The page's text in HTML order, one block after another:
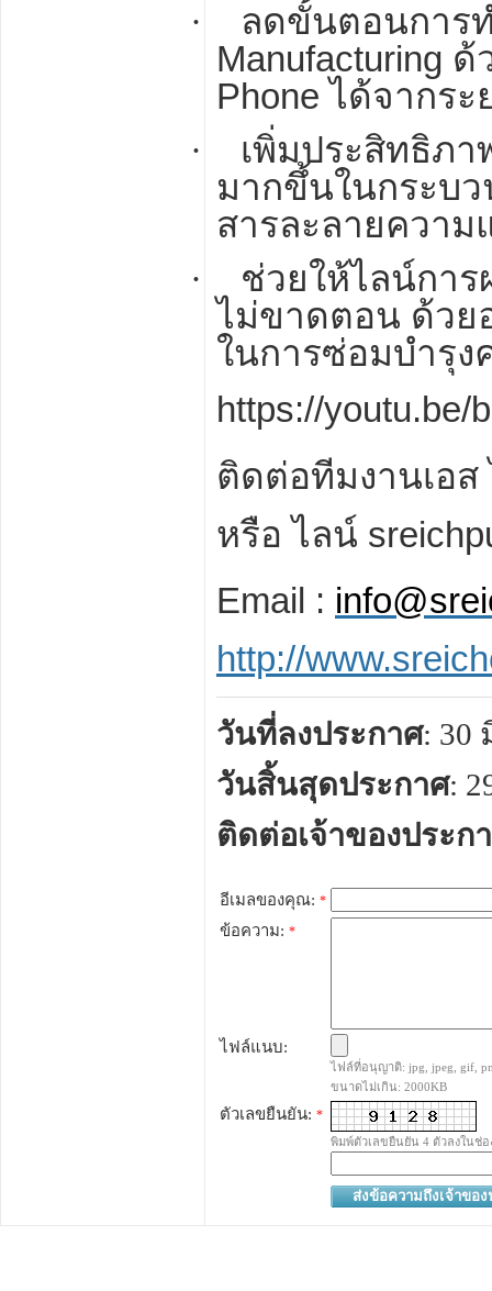
·
ลดขั้นตอนการ
Manufacturing ด้
Phoneได้จากระ
·
เพิ่มประสิทธิภ
มากขึ้นในกระบ
สารละลายความ
·
ช่วยให้ไลน์การ
ไม่ขาดตอน ด้วย
ในการซ่อมบำรุ
https://youtu.be/
ติดต่อทีมงานเอส
หรือ ไลน์
Email :
http://www.
วันที่ลงประกาศ: 30
วันสิ้นสุดประกาศ:
ติดต่อเจ้าของประก
อีเมลของคุณ: *
ข้อความ: *
ไฟล์แนบ:
ไฟล์ที่อนุญาติ: jpg, jpeg, gif,
ขนาดไม่เกิน: 2000KB
ตัวเลขยืนยัน: *
พิมพ์ตัวเลขยืนยัน 4 ตัวลงในช่อ
ส่งข้อความถึงเจ้าของ